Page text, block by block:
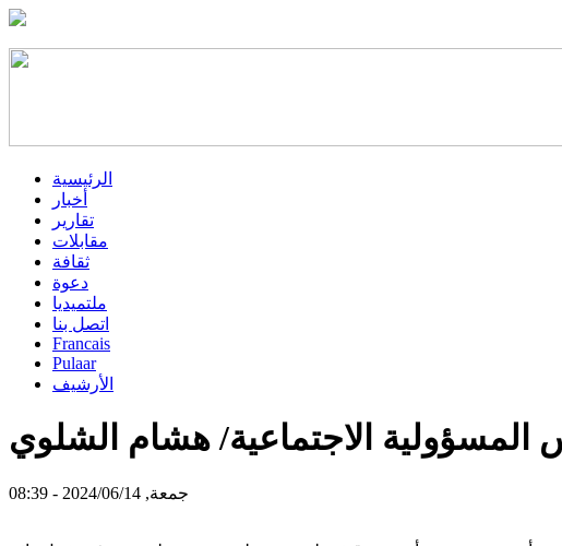
الرئيسية
أخبار
تقارير
مقابلات
ثقافة
دعوة
ملتميديا
اتصل بنا
Francais
Pulaar
الأرشيف
الاجتماعية/ هشام الشلوي
جمعة, 2024/06/14 - 08:39